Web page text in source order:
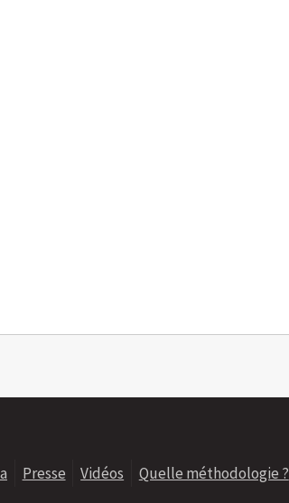
Presse Vidéos Quelle méthodologie ?